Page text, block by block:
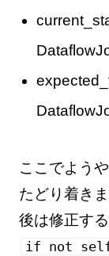
ここでよう
たどり着きま
後は修正する
if not